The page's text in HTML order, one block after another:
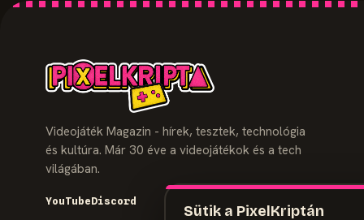
Sütik a PixelKriptán
Videojáték Magazin - hírek, tesztek, technológia
és kultúra. Már 30 éve a videojátékok és a tech
világában.
YouTubeDiscord